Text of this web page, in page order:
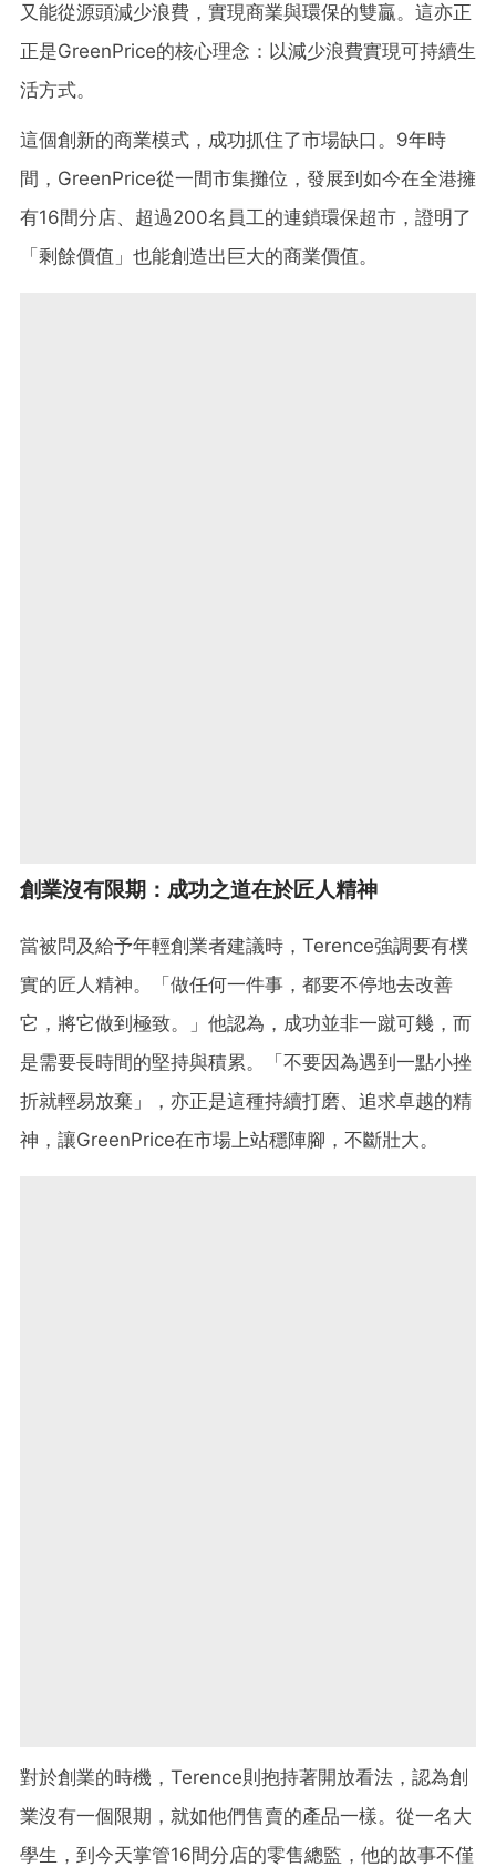
又能從源頭減少浪費，實現商業與環保的雙贏。這亦正
正是GreenPrice的核心理念：以減少浪費實現可持續生
活方式。
這個創新的商業模式，成功抓住了市場缺口。9年時
間，GreenPrice從一間市集攤位，發展到如今在全港擁
有16間分店、超過200名員工的連鎖環保超市，證明了
「剩餘價值」也能創造出巨大的商業價值。
創業沒有限期：成功之道在於匠人精神
當被問及給予年輕創業者建議時，Terence強調要有樸
實的匠人精神。「做任何一件事，都要不停地去改善
它，將它做到極致。」他認為，成功並非一蹴可幾，而
是需要長時間的堅持與積累。「不要因為遇到一點小挫
折就輕易放棄」，亦正是這種持續打磨、追求卓越的精
神，讓GreenPrice在市場上站穩陣腳，不斷壯大。
對於創業的時機，Terence則抱持著開放看法，認為創
業沒有一個限期，就如他們售賣的產品一樣。 從一名大
學生，到今天掌管16間分店的零售總監，他的故事不僅